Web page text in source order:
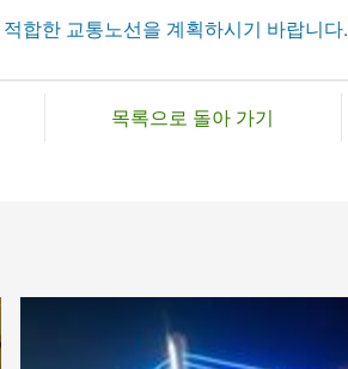
합한 교통노선을 계획하시기 바랍니다.
목록으로 돌아 가기